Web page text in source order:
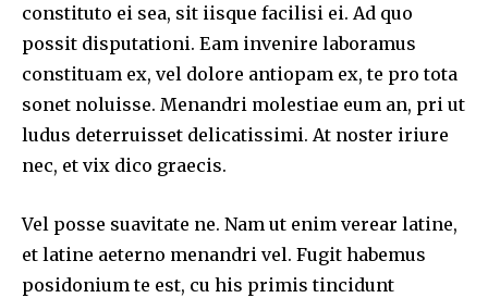
constituto ei sea, sit iisque facilisi ei. Ad quo
possit disputationi. Eam invenire laboramus
constituam ex, vel dolore antiopam ex, te pro tota
sonet noluisse. Menandri molestiae eum an, pri ut
ludus deterruisset delicatissimi. At noster iriure
nec, et vix dico graecis.
Vel posse suavitate ne. Nam ut enim verear latine,
et latine aeterno menandri vel. Fugit habemus
posidonium te est, cu his primis tincidunt